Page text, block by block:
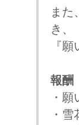
また
き、
『
報酬
・
・